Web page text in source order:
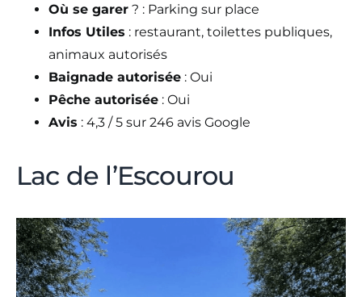
Où se garer ? : Parking sur place
Infos Utiles : restaurant, toilettes publiques,
animaux autorisés
Baignade autorisée : Oui
Pêche autorisée : Oui
Avis : 4,3 / 5 sur 246 avis Google
Lac de l’Escourou